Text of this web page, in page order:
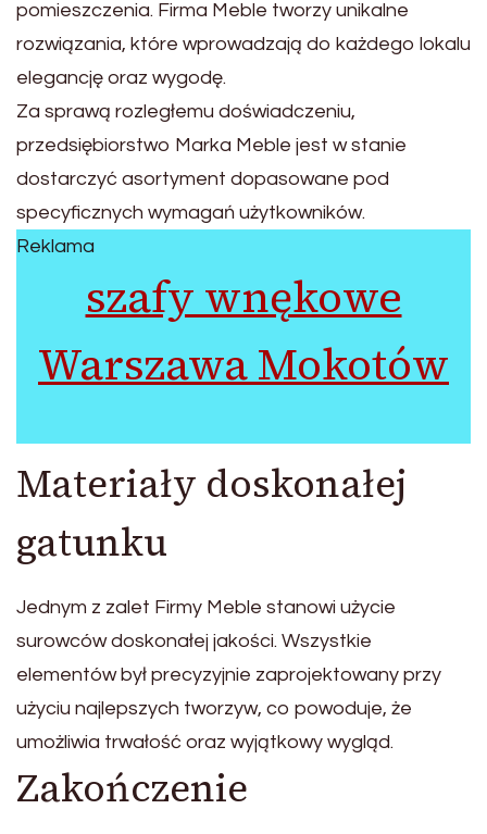
pomieszczenia. Firma Meble tworzy unikalne
rozwiązania, które wprowadzają do każdego lokalu
elegancję oraz wygodę.
Za sprawą rozległemu doświadczeniu,
przedsiębiorstwo Marka Meble jest w stanie
dostarczyć asortyment dopasowane pod
specyficznych wymagań użytkowników.
Reklama
szafy wnękowe
Warszawa Mokotów
Materiały doskonałej
gatunku
Jednym z zalet Firmy Meble stanowi użycie
surowców doskonałej jakości. Wszystkie
elementów był precyzyjnie zaprojektowany przy
użyciu najlepszych tworzyw, co powoduje, że
umożliwia trwałość oraz wyjątkowy wygląd.
Zakończenie